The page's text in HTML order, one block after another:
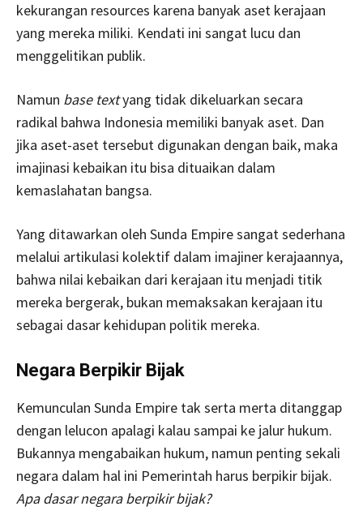
kekurangan resources karena banyak aset kerajaan
yang mereka miliki. Kendati ini sangat lucu dan
menggelitikan publik.
Namun base textyang tidak dikeluarkan secara
radikal bahwa Indonesia memiliki banyak aset. Dan
jika aset-aset tersebut digunakan dengan baik, maka
imajinasi kebaikan itu bisa dituaikan dalam
kemaslahatan bangsa.
Yang ditawarkan oleh Sunda Empire sangat sederhana
melalui artikulasi kolektif dalam imajiner kerajaannya,
bahwa nilai kebaikan dari kerajaan itu menjadi titik
mereka bergerak, bukan memaksakan kerajaan itu
sebagai dasar kehidupan politik mereka.
Negara Berpikir Bijak
Kemunculan Sunda Empire tak serta merta ditanggap
dengan lelucon apalagi kalau sampai ke jalur hukum.
Bukannya mengabaikan hukum, namun penting sekali
negara dalam hal ini Pemerintah harus berpikir bijak.
Apa dasar negara berpikir bijak?